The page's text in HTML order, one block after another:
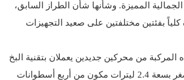
المميزة. وشأنها شأن الطراز السابق،
كلياً بفئتين مختلفتين على صعيد التجهيزات
المركبة من محركين جديدين يعملان بتقنية البخ
المباشر للوقود، الأصغر بسعة 2.4 ليترات مكون من أربع أسطوانات